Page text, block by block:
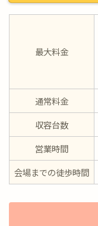
最大料金
通常料金
収容台数
営業時間
会場までの徒歩時間